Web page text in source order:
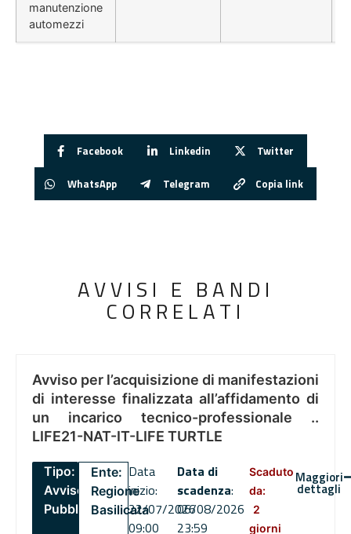
manutenzione
automezzi
Facebook Linkedin Twitter
WhatsApp Telegram Copia link
AVVISI E BANDI
CORRELATI
Avviso per l’acquisizione di manifestazioni
di interesse finalizzata all’affidamento di
un incarico tecnico-professionale ..
LIFE21-NAT-IT-LIFE TURTLE
Tipo:
Avviso
Pubblico
Ente:
Regione
Basilicata
Data
inizio:
22/07/2026
09:00
Data di
scadenza:
06/08/2026
23:59
Scaduto
da:
2
giorni
Maggiori
dettagli